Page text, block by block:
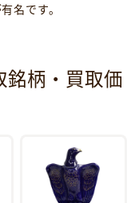
名です。
銘柄・買取価